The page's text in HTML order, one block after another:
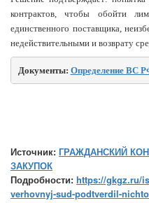
контрактов, чтобы обойти
единственного поставщика,
недействительными и возврату
Документы: Определение ВС
Источник: ГРАЖДАНСКИЙ
ЗАКУПОК
Подробности: https://gkgz.ru/
verhovnyj-sud-podtverdil-